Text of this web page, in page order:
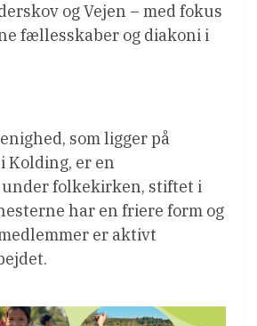
og Vejen – med fokus
fællesskaber og diakoni i
som ligger på
Kolding, er en
folkekirken, stiftet i
har en friere form og
er aktivt